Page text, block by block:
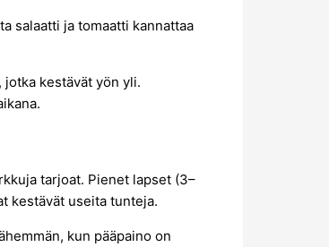
salaatti ja tomaatti kannattaa
kestävät yön yli.
tarjoat. Pienet lapset (3–
kestävät useita tunteja.
kun pääpaino on